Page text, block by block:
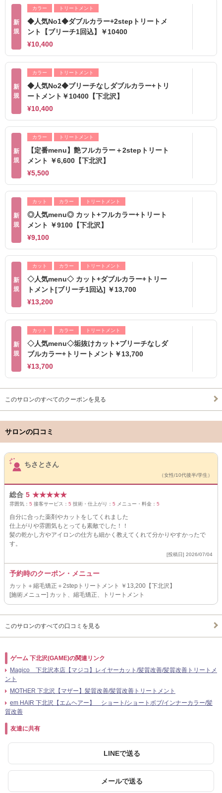
新
規
カラー トリートメント
◆人気No1◆ダブルカラー+2stepトリートメ
ント【ブリーチ1回込】￥10400
¥10,400
新
規
カラー トリートメント
◆人気No2◆ブリーチなしダブルカラー+トリ
ートメント￥10400【下北沢】
¥10,400
新
規
カラー トリートメント
【定番menu】艶フルカラー＋2stepトリート
メント ￥6,600【下北沢】
¥5,500
新
規
カット カラー トリートメント
◎人気menu◎ カット+フルカラー+トリート
メント ￥9100【下北沢】
¥9,100
新
規
カット カラー トリートメント
◇人気menu◇ カット+ダブルカラー+トリー
トメント[ブリーチ1回込] ￥13,700
¥13,200
新
規
カット カラー トリートメント
◇人気menu◇垢抜けカット+ブリーチなしダ
ブルカラー+トリートメント￥13,700
¥13,700
このサロンのすべてのクーポンを見る
サロンの口コミ
サロンPick Up
ちさとさん
（女性/10代後半/学生）
総合 5 ★★★★★
雰囲気： 5 接客サービス： 5 技術・仕上がり： 5 メニュー・料金： 5
自分に合った薬剤やカットをしてくれました
仕上がりや雰囲気もとっても素敵でした！！
髪の乾かし方やアイロンの仕方も細かく教えてくれて分かりやすかったで
す。
[投稿日] 2026/07/04
予約時のクーポン・メニュー
カット＋縮毛矯正＋2stepトリートメント ￥13,200【下北沢】
[施術メニュー] カット、縮毛矯正、トリートメント
このサロンのすべての口コミを見る
ゲーム 下北沢(GAME)の関連リンク
Magico 下北沢本店【マジコ】レイヤーカット/髪質改善/髪質改善トリートメ
ント
MOTHER 下北沢【マザー】髪質改善/髪質改善トリートメント
em HAIR 下北沢【エムヘアー】 ショート/ショートボブ/インナーカラー/髪
質改善
友達に共有
LINEで送る
メールで送る